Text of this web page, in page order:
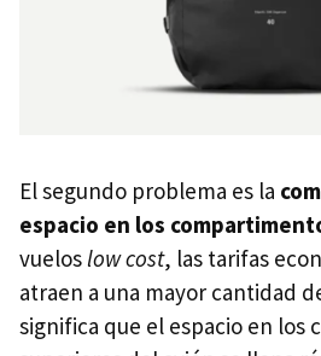
El segundo problema es la
espacio en los
vueloslow cost, las tarifas
atraen a una mayor cantidad
significa que el espacio en los